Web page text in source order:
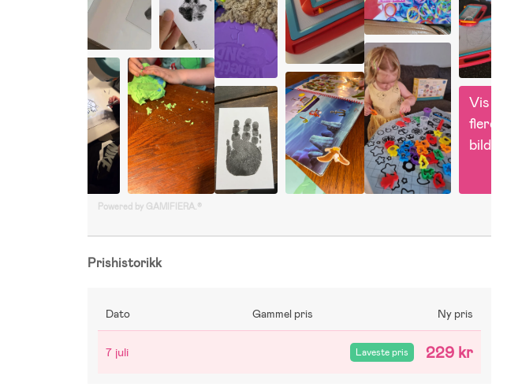
Vis
flere
bilder
Powered by GAMIFIERA.®
Prishistorikk
Dato Gammel pris Ny pris
7 juli Laveste pris 229 kr